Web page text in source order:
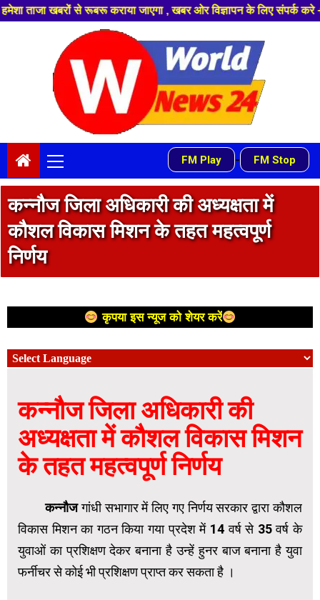
ओर विज्ञापन के लिए संपर्क करे +91 9839649848 ,हमारे यूट्यूब
Menu
FM Play - FM Stop
कन्नौज जिला अधिकारी की अध्यक्षता में
कौशल विकास मिशन के तहत महत्वपूर्ण
निर्णय
कृपया इस न्यूज को शेयर करें
कन्नौज जिला अधिकारी की
अध्यक्षता में कौशल विकास मिशन
के तहत महत्वपूर्ण निर्णय
कन्नौजगांधी सभागार में लिए गए निर्णय सरकार द्वारा कौशल
विकास मिशन का गठन किया गया प्रदेश में 14 वर्ष से 35 वर्ष के
युवाओं का प्रशिक्षण देकर बनाना है उन्हें हुनर बाज बनाना है युवा
फर्नीचर से कोई भी प्रशिक्षण प्राप्त कर सकता है ।